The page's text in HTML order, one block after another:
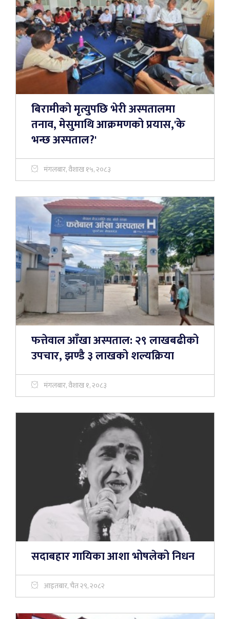
बिरामीको मृत्युपछि भेरी अस्पतालमा
तनाव, मेसुमाथि आक्रमणको प्रयास,'के
भन्छ अस्पताल?'
मंगलबार, वैशाख १५, २०८३
फत्तेवाल आँखा अस्पताल: २९ लाखबढीको
उपचार, झण्डै ३ लाखको शल्यक्रिया
मंगलबार, वैशाख १, २०८३
सदाबहार गायिका आशा भोषलेको निधन
आइतबार, चैत २९, २०८२